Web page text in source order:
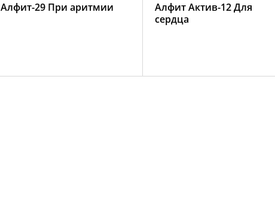
Алфит-29 При аритмии
Алфит Актив-12 Для
сердца